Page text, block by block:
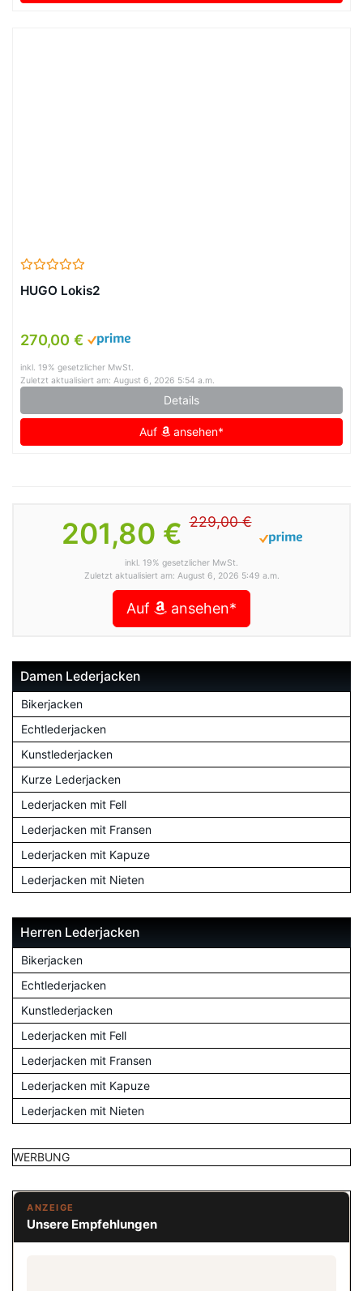
HUGO Lokis2
270,00 €
inkl. 19% gesetzlicher MwSt.
Zuletzt aktualisiert am: August 6, 2026 5:54 a.m.
Details
Auf ansehen*
201,80 €229,00 €
inkl. 19% gesetzlicher MwSt.
Zuletzt aktualisiert am: August 6, 2026 5:49 a.m.
Auf ansehen*
Damen Lederjacken
Bikerjacken
Echtlederjacken
Kunstlederjacken
Kurze Lederjacken
Lederjacken mit Fell
Lederjacken mit Fransen
Lederjacken mit Kapuze
Lederjacken mit Nieten
Herren Lederjacken
Bikerjacken
Echtlederjacken
Kunstlederjacken
Lederjacken mit Fell
Lederjacken mit Fransen
Lederjacken mit Kapuze
Lederjacken mit Nieten
WERBUNG
ANZEIGE
Unsere Empfehlungen